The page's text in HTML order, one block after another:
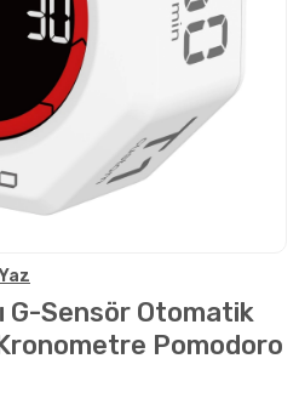
G-Sensör Otomatik
Kronometre Pomodoro